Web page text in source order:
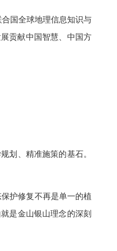
国全球地理信息知识与
贡献中国智慧、中国方
划、精准施策的基石。
护修复不再是单一的植
是金山银山理念的深刻